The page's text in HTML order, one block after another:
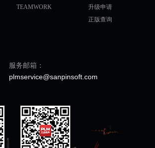
TEAMWORK
升级申请
正版查询
服务邮箱：
plmservice@sanpinsoft.com